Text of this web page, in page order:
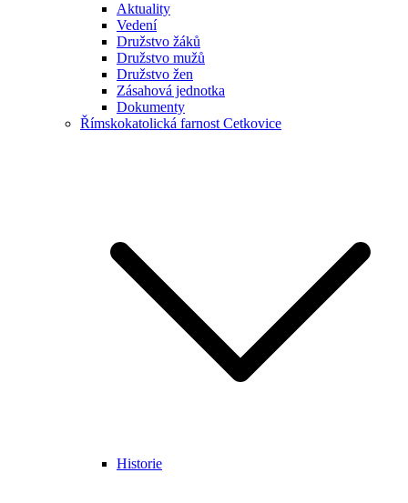
Aktuality
Vedení
Družstvo žáků
Družstvo mužů
Družstvo žen
Zásahová jednotka
Dokumenty
Římskokatolická farnost Cetkovice
Historie